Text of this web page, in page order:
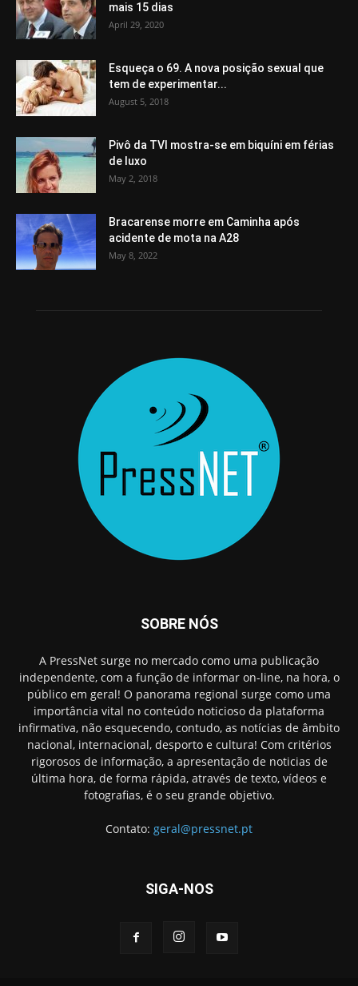
mais 15 dias
April 29, 2020
Esqueça o 69. A nova posição sexual que
tem de experimentar...
August 5, 2018
Pivô da TVI mostra-se em biquíni em férias
de luxo
May 2, 2018
Bracarense morre em Caminha após
acidente de mota na A28
May 8, 2022
SOBRE NÓS
A PressNet surge no mercado como uma publicação
independente, com a função de informar on-line, na hora, o
público em geral! O panorama regional surge como uma
importância vital no conteúdo noticioso da plataforma
infirmativa, não esquecendo, contudo, as notícias de âmbito
nacional, internacional, desporto e cultura! Com critérios
rigorosos de informação, a apresentação de noticias de
última hora, de forma rápida, através de texto, vídeos e
fotografias, é o seu grande objetivo.
Contato: geral@pressnet.pt
SIGA-NOS